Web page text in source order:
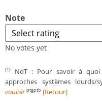
Note
No votes yet
(1)
NdT : Pour savoir à quoi
approches systèmes lourds/
vouloir ptgptb [Retour]